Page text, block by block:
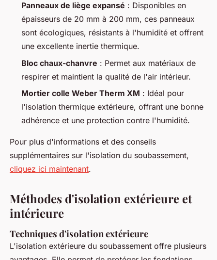
Panneaux de liège expansé : Disponibles en
épaisseurs de 20 mm à 200 mm, ces panneaux
sont écologiques, résistants à l'humidité et offrent
une excellente inertie thermique.
Bloc chaux-chanvre : Permet aux matériaux de
respirer et maintient la qualité de l'air intérieur.
Mortier colle Weber Therm XM : Idéal pour
l'isolation thermique extérieure, offrant une bonne
adhérence et une protection contre l'humidité.
Pour plus d'informations et des conseils
supplémentaires sur l'isolation du soubassement,
cliquez ici maintenant.
Méthodes d'isolation extérieure et
intérieure
Techniques d'isolation extérieure
L'isolation extérieure du soubassement offre plusieurs